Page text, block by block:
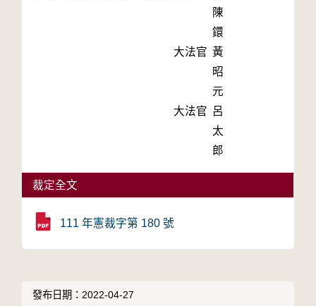
陳
鐶
大法官 黃
昭
元
大法官 呂
太
郎
裁定全文
111 年憲裁字第 180 號
發布日期：2022-04-27